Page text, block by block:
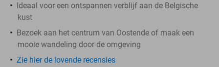
Ideaal voor een ontspannen verblijf aan de Belgische
kust
Bezoek aan het centrum van Oostende of maak een
mooie wandeling door de omgeving
Zie hier de lovende recensies